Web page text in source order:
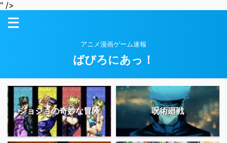
" />
アニメ漫画ゲーム速報
ばびろにあっ！
ジョジョの奇妙な冒険 呪術廻戦